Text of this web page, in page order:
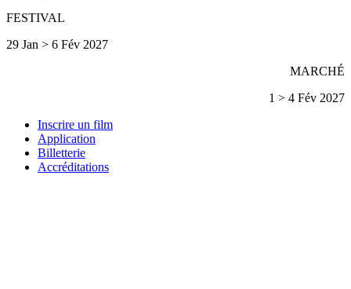
FESTIVAL
29 Jan > 6 Fév 2027
MARCHÉ
1 > 4 Fév 2027
Inscrire un film
Application
Billetterie
Accréditations